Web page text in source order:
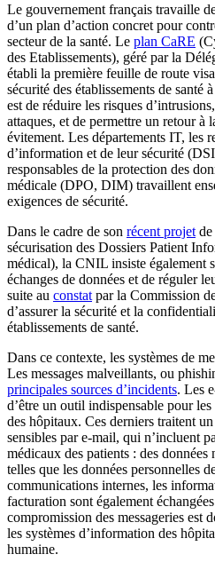
Le gouvernement français travaille
d’un plan d’action concret pour
secteur de la santé. Le plan CaRE
des Etablissements), géré par la
établi la première feuille de route
sécurité des établissements de santé
est de réduire les risques
attaques, et de permettre un retour à
évitement. Les départements IT, les
d’information et de leur sécurité
responsables de la protection des
médicale (DPO, DIM) travaillent
exigences de sécurité.
Dans le cadre de son récent projet
sécurisation des Dossiers Patient
médical), la CNIL insiste également
échanges de données et de réguler
suite au constat par la Commission
d’assurer la sécurité et la
établissements de santé.
Dans ce contexte, les systèmes de
Les messages malveillants, ou
principales sources d’incidents. Les
d’être un outil indispensable pour
des hôpitaux. Ces derniers traitent
sensibles par e-mail, qui n’incluent
médicaux des patients : des données
telles que les données personnelles
communications internes, les
facturation sont également
compromission des messageries est
les systèmes d’information des
humaine.